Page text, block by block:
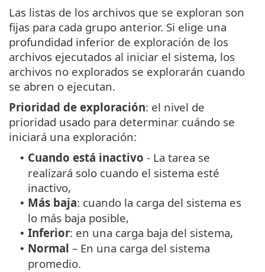
Las listas de los archivos que se exploran son
fijas para cada grupo anterior. Si elige una
profundidad inferior de exploración de los
archivos ejecutados al iniciar el sistema, los
archivos no explorados se explorarán cuando
se abren o ejecutan.
Prioridad de exploración: el nivel de
prioridad usado para determinar cuándo se
iniciará una exploración:
• Cuando está inactivo - La tarea se
realizará solo cuando el sistema esté
inactivo,
• Más baja: cuando la carga del sistema es
lo más baja posible,
• Inferior: en una carga baja del sistema,
• Normal – En una carga del sistema
promedio.